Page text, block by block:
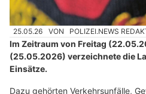
25.05.26 VON POLIZEI.NEWS
Im Zeitraum von Freitag
(25.05.2026) verzeichnete die
Einsätze.
Dazu gehörten Verkehrsunfälle,